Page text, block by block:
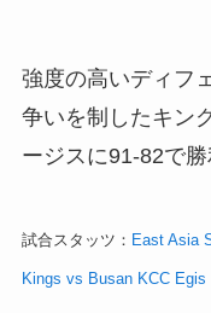
強度の高いディフ
争いを制したキン
ージスに91‐82で勝
試合スタッツ： East Asia
Kings vs Busan KCC Egis